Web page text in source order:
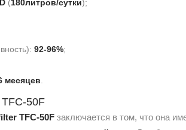
(180литров/сутки);
92-96%;
месяцев
50F
TFC-50F заключается в том, что она